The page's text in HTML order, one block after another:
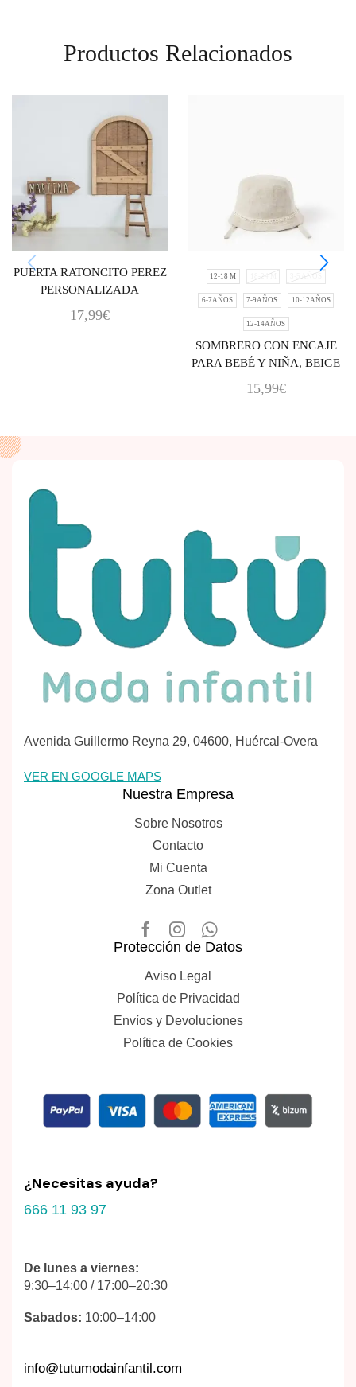
Productos Relacionados
PUERTA RATONCITO PEREZ
PERSONALIZADA
17,99€
12-18 M 18-24 M 3-5 AÑOS
6-7AÑOS 7-9AÑOS 10-12AÑOS
12-14AÑOS
SOMBRERO CON ENCAJE
PARA BEBÉ Y NIÑA, BEIGE
15,99€
Avenida Guillermo Reyna 29, 04600, Huércal-Overa
VER EN GOOGLE MAPS
Nuestra Empresa
Sobre Nosotros
Contacto
Mi Cuenta
Zona Outlet
Protección de Datos
Aviso Legal
Política de Privacidad
Envíos y Devoluciones
Política de Cookies
¿Necesitas ayuda?
666 11 93 97
De lunes a viernes:
9:30–14:00 / 17:00–20:30
Sabados: 10:00–14:00
info@tutumodainfantil.com